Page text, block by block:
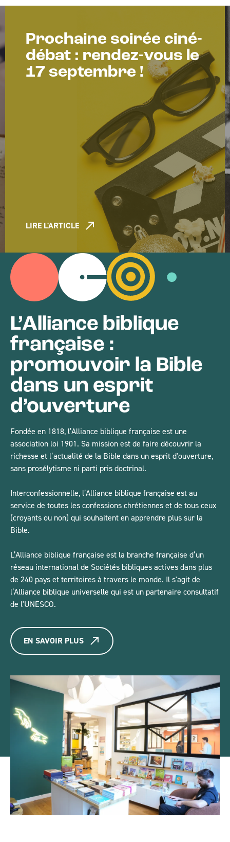
Prochaine soirée ciné-
débat : rendez-vous le
17 septembre !
LIRE L'ARTICLE
L’Alliance biblique
française :
promouvoir la Bible
dans un esprit
d’ouverture
Fondée en 1818, l’Alliance biblique française est une
association loi 1901. Sa mission est de faire découvrir la
richesse et l’actualité de la Bible dans un esprit d'ouverture,
sans prosélytisme ni parti pris doctrinal.
Interconfessionnelle, l’Alliance biblique française est au
service de toutes les confessions chrétiennes et de tous ceux
(croyants ou non) qui souhaitent en apprendre plus sur la
Bible.
L’Alliance biblique française est la branche française d’un
réseau international de Sociétés bibliques actives dans plus
de 240 pays et territoires à travers le monde. Il s'agit de
l’Alliance biblique universelle qui est un partenaire consultatif
de l'UNESCO.
EN SAVOIR PLUS